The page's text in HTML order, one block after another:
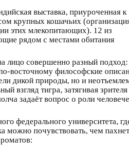
выставка, приуроченная к
крупных кошачьих
этих млекопитающих). 12 из
рядом с местами обитания
лицо совершенно разный
восточному философские
дикой природы, но и
взгляд тигра, затягивая
задаёт вопрос о роли
федерального университета,
можно почувствовать, чем пахнет